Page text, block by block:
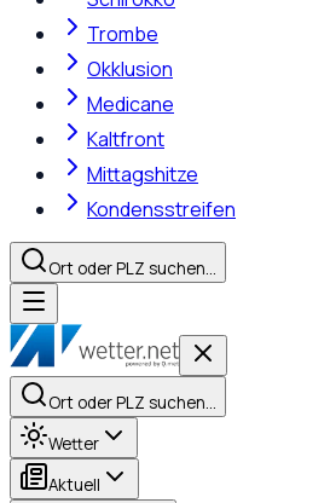
Trombe
Okklusion
Medicane
Kaltfront
Mittagshitze
Kondensstreifen
Ort oder PLZ suchen…
Ort oder PLZ suchen…
Wetter
Aktuell